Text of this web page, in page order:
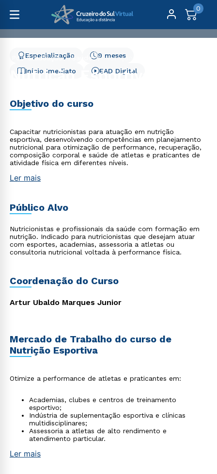
0
Pós-Graduação Saúde Nutrição Esportiva
Nutrição Esportiva
Início Imediato
9 meses
Especialização
EAD Digital
Objetivo do curso
Capacitar nutricionistas para atuação em nutrição
esportiva, desenvolvendo competências em planejamento
nutricional para otimização de performance, recuperação,
composição corporal e saúde de atletas e praticantes de
atividade física em diferentes níveis.
Ler mais
Público Alvo
Nutricionistas e profissionais da saúde com formação em
nutrição. Indicado para nutricionistas que desejam atuar
com esportes, academias, assessoria a atletas ou
consultoria nutricional voltada à performance física.
Coordenação do Curso
Artur Ubaldo Marques Junior
Mercado de Trabalho do curso de
Nutrição Esportiva
Otimize a performance de atletas e praticantes em:
Academias, clubes e centros de treinamento
esportivo;
Indústria de suplementação esportiva e clínicas
multidisciplinares;
Assessoria a atletas de alto rendimento e
atendimento particular.
Ler mais